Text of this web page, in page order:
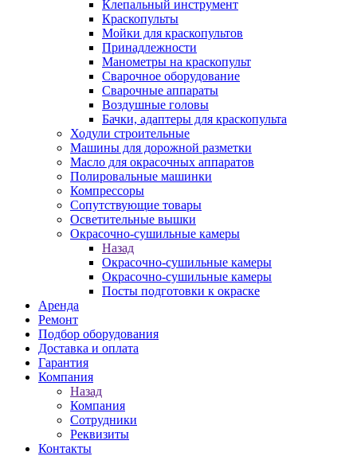
Клепальный инструмент
Краскопульты
Мойки для краскопультов
Принадлежности
Манометры на краскопульт
Сварочное оборудование
Сварочные аппараты
Воздушные головы
Бачки, адаптеры для краскопульта
Ходули строительные
Машины для дорожной разметки
Масло для окрасочных аппаратов
Полировальные машинки
Компрессоры
Сопутствующие товары
Осветительные вышки
Окрасочно-сушильные камеры
Назад
Окрасочно-сушильные камеры
Окрасочно-сушильные камеры
Посты подготовки к окраске
Аренда
Ремонт
Подбор оборудования
Доставка и оплата
Гарантия
Компания
Назад
Компания
Сотрудники
Реквизиты
Контакты